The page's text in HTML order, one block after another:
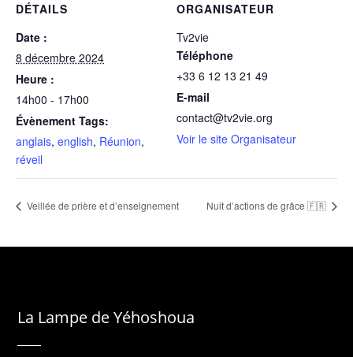
DÉTAILS
Date :
8 décembre 2024
Heure :
14h00 - 17h00
Évènement Tags:
anglais, english, Réunion,
réveil
ORGANISATEUR
Tv2vie
Téléphone
+33 6 12 13 21 49
E-mail
contact@tv2vie.org
Voir le site Organisateur
Veillée de prière et d’enseignement Nuit d’actions de grâce 🇫🇷
La Lampe de Yéhoshoua